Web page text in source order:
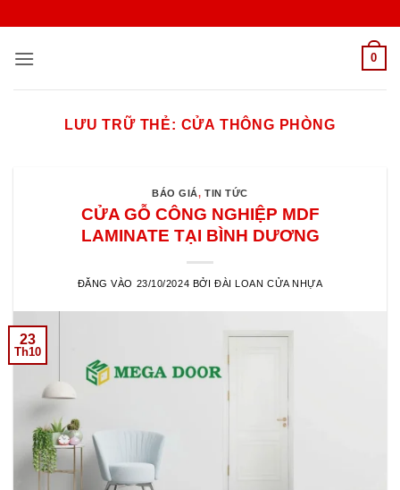
nội
0
LƯU TRỮ THẺ: CỬA THÔNG PHÒNG
BÁO GIÁ,TIN TỨC
CỬA GỖ CÔNG NGHIỆP MDF
LAMINATE TẠI BÌNH DƯƠNG
ĐĂNG VÀO 23/10/2024 BỞI ĐÀI LOAN CỬA NHỰA
23
Th10